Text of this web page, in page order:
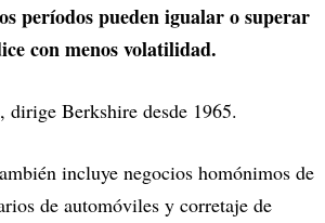
períodos pueden igualar o superar
con menos volatilidad.
dirige Berkshire desde 1965.
incluye negocios homónimos de
de automóviles y corretaje de